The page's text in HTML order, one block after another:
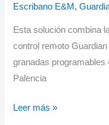
Escribano E&M ,
Esta solución combina
control remoto
granadas
Palencia
Escribano
Leer más »